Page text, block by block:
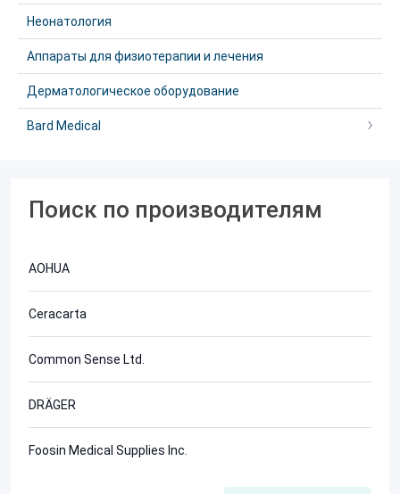
Неонатология
Аппараты для физиотерапии и лечения
Дерматологическое оборудование
Bard Medical
Поиск по производителям
AOHUA
Ceracarta
Common Sense Ltd.
DRÄGER
Foosin Medical Supplies Inc.